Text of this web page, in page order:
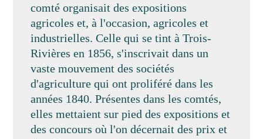
comté organisait des expositions
agricoles et, à l'occasion, agricoles et
industrielles. Celle qui se tint à Trois-
Rivières en 1856, s'inscrivait dans un
vaste mouvement des sociétés
d'agriculture qui ont proliféré dans les
années 1840. Présentes dans les comtés,
elles mettaient sur pied des expositions et
des concours où l'on décernait des prix et